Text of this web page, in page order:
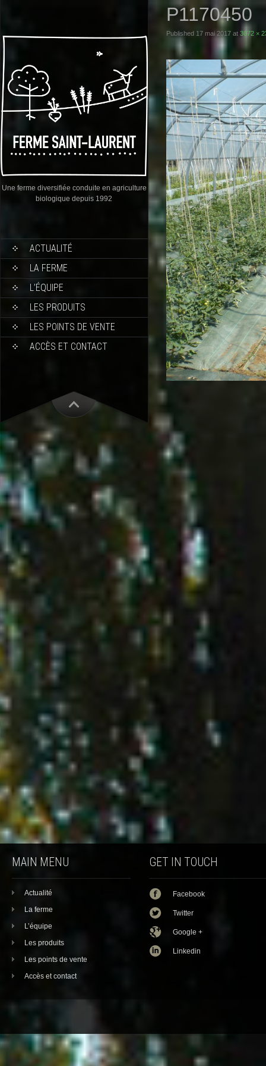
Une ferme diversifiée conduite en agriculture
biologique depuis 1992
ACTUALITÉ
LA FERME
L’ÉQUIPE
LES PRODUITS
LES POINTS DE VENTE
ACCÈS ET CONTACT
P1170450
Published 17 mai 2017 at 3072 ×
MAIN MENU
Actualité
La ferme
L’équipe
Les produits
Les points de vente
Accès et contact
GET IN TOUCH
Facebook
Twitter
Google +
Linkedin